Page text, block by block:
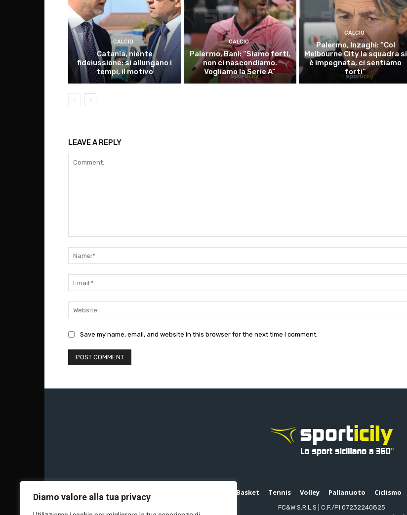
Diamo valore alla tua privacy
CALCIO
Catania, niente
fideiussione: si allungano i
tempi, il motivo
CALCIO
Palermo, Bani: “Siamo forti,
non ci nascondiamo.
Vogliamo la Serie A”
CALCIO
Palermo, Inzaghi: “Col
Melbourne City la squadra si
è impegnata, ci sentiamo
forti”
LEAVE A REPLY
Save my name, email, and website in this browser for the next time I comment.
Basket Tennis Volley Pallanuoto Ciclismo
FC&W S.R.L.S | C.F./PI 07232240825